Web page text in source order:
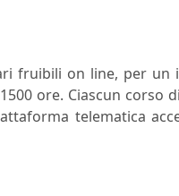
fruibili on line, per un
ore. Ciascun corso
telematica